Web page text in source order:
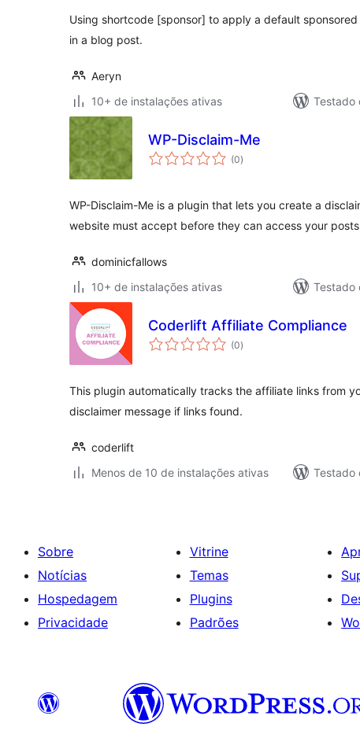
Using shortcode [sponsor] to apply a default
in a blog post.
Aeryn
10+ de instalações ativas
Testado
WP-Disclaim-Me
(0total
de
)
WP-Disclaim-Me is a plugin that lets you create a
website must accept before they can access your
dominicfallows
10+ de instalações ativas
Testado
Coderlift Affiliate Compliance
(0total
de
)
This plugin automatically tracks the affiliate links from
disclaimer message if links found.
coderlift
Menos de 10 de instalações ativas
Testado
Sobre
Notícias
Hospedagem
Privacidade
Vitrine
Temas
Plugins
Padrões